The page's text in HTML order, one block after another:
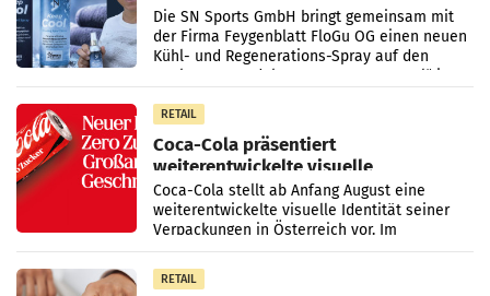
Die SN Sports GmbH bringt gemeinsam mit
der Firma Feygenblatt FloGu OG einen neuen
Kühl- und Regenerations-Spray auf den
Markt. Das Produkt namens „Keep Cool“ ist zu
RETAIL
Coca-Cola präsentiert
weiterentwickelte visuelle
Markenidentität
Coca-Cola stellt ab Anfang August eine
weiterentwickelte visuelle Identität seiner
Verpackungen in Österreich vor. Im
Mittelpunkt des Redesigns stehen zentrale
Gestaltungselemente
RETAIL